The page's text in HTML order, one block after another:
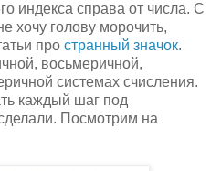
индекса справа от числа. С
хочу голову морочить,
про странный значок.
восьмеричной,
системах счисления.
каждый шаг под
Посмотрим на